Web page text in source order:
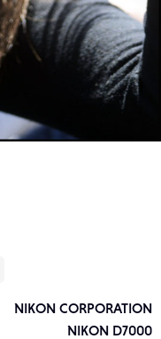
NIKON CORPORATION
NIKON D7000